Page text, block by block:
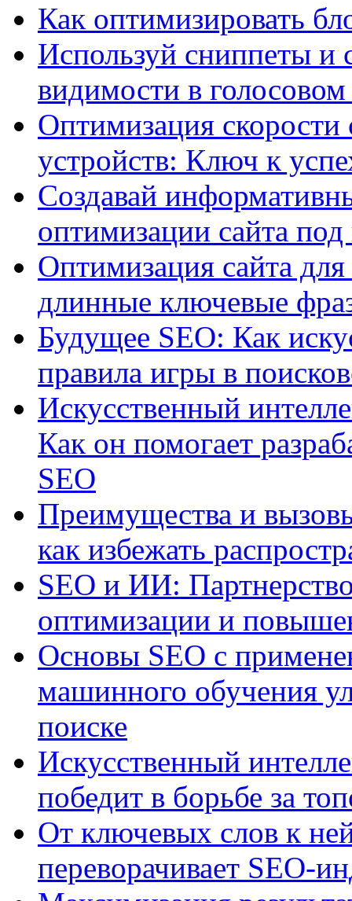
Как оптимизировать
Используй сниппеты и
видимости в
Оптимизация
устройств: Ключ к
Создавай
оптимизации сайта
Оптимизация сайта
длинные ключевые
Будущее SEO: Как
правила игры в
Искусственный
Как он помогает
SEO
Преимущества и
как избежать
SEO и ИИ:
оптимизации и
Основы SEO с
машинного обучения
поиске
Искусственный
победит в борьбе за
От ключевых слов к
переворачивает SEO-